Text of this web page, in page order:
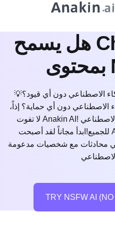
هل يسمح Character AI
💡هل تريد الاستفادة من قوة الذكاء الاصطناعي دون أي قيود؟
الاصطناعي دون أي حماية؟ إذاً،
لا تفوت Anakin AI! دعونا نستفيد من قوة الذكاء الاصطناعي
للجميع!ابدأ مجاناً لقد أصبحت AI الخاصة بالشخصيات منصة
محادثات مع شخصيات مدعومة
TRY NSFW AI